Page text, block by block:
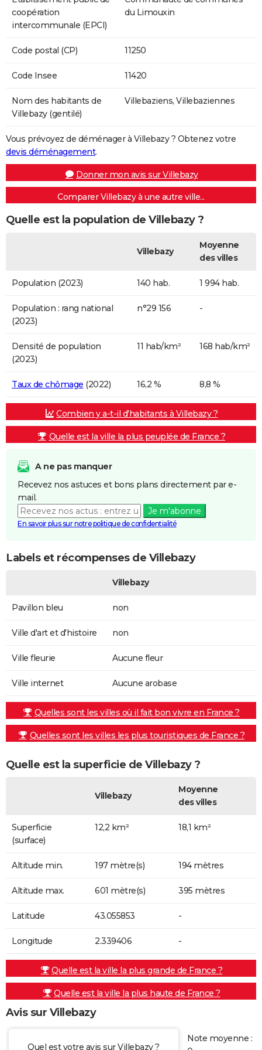
coopération
intercommunale (EPCI)
du Limouxin
Code postal (CP) 11250
Code Insee 11420
Nom des habitants de
Villebazy (gentilé)
Villebaziens, Villebaziennes
Vous prévoyez de déménager à Villebazy ? Obtenez votre
devis déménagement.
Donner mon avis sur Villebazy
Comparer Villebazy à une autre ville...
Quelle est la population de Villebazy ?
Villebazy
Moyenne
des villes
Population (2023) 140 hab. 1 994 hab.
Population : rang national
(2023)
n°29 156 -
Densité de population
(2023)
11 hab/km² 168 hab/km²
Taux de chômage (2022) 16,2 % 8,8 %
Combien y a-t-il d'habitants à Villebazy ?
Quelle est la ville la plus peuplée de France ?
A ne pas manquer
Recevez nos astuces et bons plans directement par e-
mail.
Je m'abonne
En savoir plus sur notre politique de confidentialité
Labels et récompenses de Villebazy
Villebazy
Pavillon bleu non
Ville d'art et d'histoire non
Ville fleurie Aucune fleur
Ville internet Aucune arobase
Quelles sont les villes où il fait bon vivre en France ?
Quelles sont les villes les plus touristiques de France ?
Quelle est la superficie de Villebazy ?
Villebazy
Moyenne
des villes
Superficie
(surface)
12,2 km² 18,1 km²
Altitude min. 197 mètre(s) 194 mètres
Altitude max. 601 mètre(s) 395 mètres
Latitude 43.055853 -
Longitude 2.339406 -
Quelle est la ville la plus grande de France ?
Quelle est la ville la plus haute de France ?
Avis sur Villebazy
Quel est votre avis sur Villebazy ?
Note moyenne :